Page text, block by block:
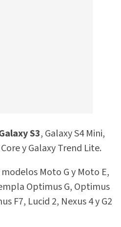
S3, Galaxy S4 Mini,
y Galaxy Trend Lite.
Moto G y Moto E,
Optimus G, Optimus
F7, Lucid 2, Nexus 4 y G2